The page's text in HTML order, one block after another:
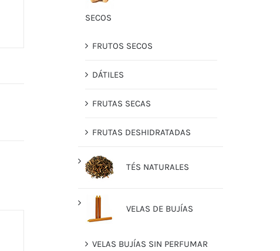
SECOS
FRUTOS SECOS
DÁTILES
FRUTAS SECAS
FRUTAS DESHIDRATADAS
TÉS NATURALES
VELAS DE BUJÍAS
VELAS BUJÍAS SIN PERFUMAR